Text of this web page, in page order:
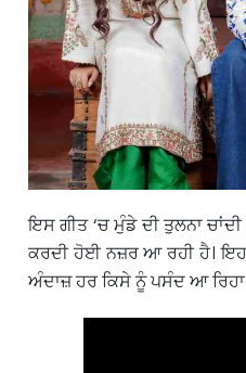
ਇਸ ਗੀਤ ‘ਚ ਮੁੰਡੇ ਦੀ ਤੁਲਨਾ
ਕਰਦੀ ਹੋਈ ਨਜ਼ਰ ਆ ਰਹੀ ਹੈ। ਇਹ
ਅੰਦਾਜ਼ ਹਰ ਕਿਸੇ ਨੂੰ ਪਸੰਦ ਆ ਰਿਹਾ